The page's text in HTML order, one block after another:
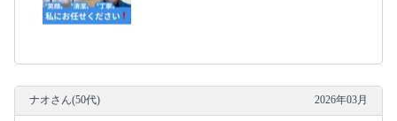
ナオさん(50代) 2026年03月